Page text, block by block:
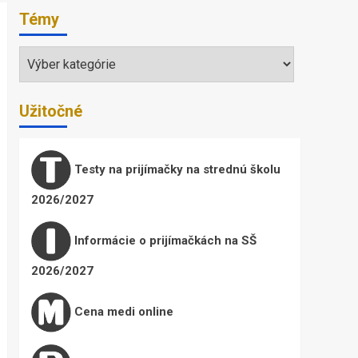
Témy
Témy
Užitočné
Testy na prijímačky na strednú školu
2026/2027
Informácie o prijímačkách na SŠ
2026/2027
Cena medi online